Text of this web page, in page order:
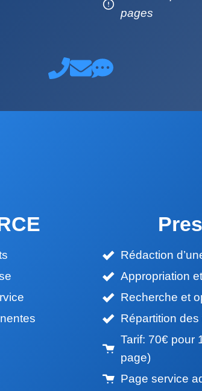
pages
Rédaction
Appropriation
Recherche et
Répartition
Tarif: 70€ pour
page)
Page service